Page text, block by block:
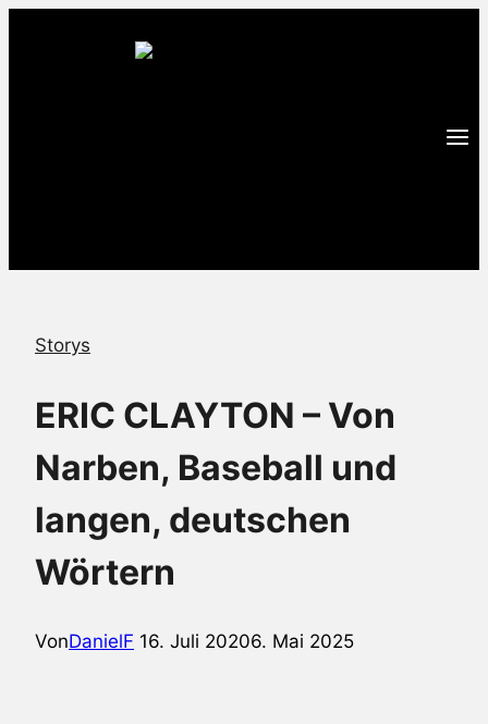
Storys
ERIC CLAYTON – Von
Narben, Baseball und
langen, deutschen
Wörtern
VonDanielF 16. Juli 20206. Mai 2025